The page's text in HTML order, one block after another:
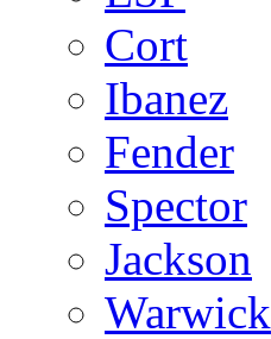
Cort
Ibanez
Fender
Spector
Jackson
Warwick